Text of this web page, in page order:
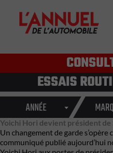
ESSAIS
ANNÉE
Yoichi Hori devient président de
Un changement de garde s’opère
communiqué publié aujourd’hui